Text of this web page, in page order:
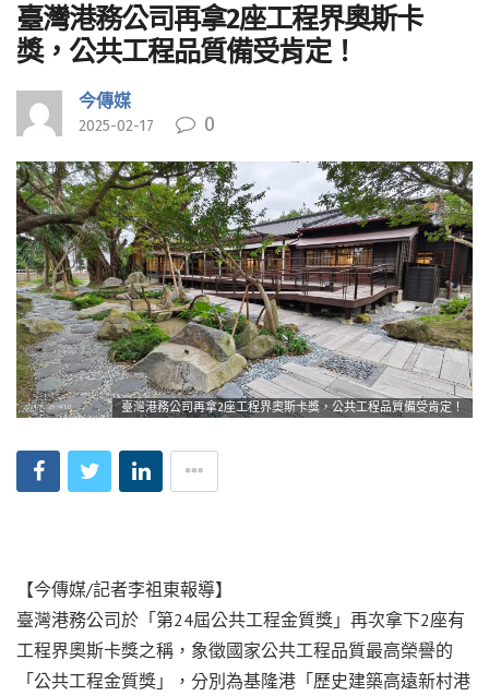
臺灣港務公司再拿2座工程界奧斯卡
獎，公共工程品質備受肯定！
今傳媒
2025-02-17 0
臺灣港務公司再拿2座工程界奧斯卡獎，公共工程品質備受肯定！
【今傳媒/記者李祖東報導】
臺灣港務公司於「第24屆公共工程金質獎」再次拿下2座有
工程界奧斯卡獎之稱，象徵國家公共工程品質最高榮譽的
「公共工程金質獎」，分別為基隆港「歷史建築高遠新村港